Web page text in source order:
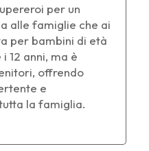
per un
alle famiglie che ai
per bambini di età
12 anni, ma è
offrendo
e
la famiglia.